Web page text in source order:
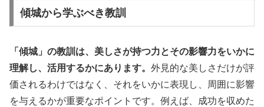
傾城から学ぶべき教訓
「傾城」の教訓は、美しさが持つ力とその影響力をいかに
理解し、活用するかにあります。 外見的な美しさだけが評
価されるわけではなく、それをいかに表現し、周囲に影響
を与えるかが重要なポイントです。例えば、成功を収めた